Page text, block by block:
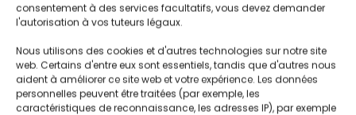
consentement à des services facultatifs, vous devez demander
l'autorisation à vos tuteurs légaux.
Nous utilisons des cookies et d'autres technologies sur notre site
web. Certains d'entre eux sont essentiels, tandis que d'autres nous
aident à améliorer ce site web et votre expérience. Les données
personnelles peuvent être traitées (par exemple, les
caractéristiques de reconnaissance, les adresses IP), par exemple